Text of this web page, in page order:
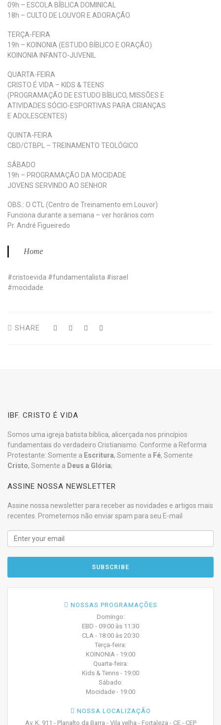
09h – ESCOLA BÍBLICA DOMINICAL
18h – CULTO DE LOUVOR E ADORAÇÃO
TERÇA-FEIRA
19h – KOINONIA (ESTUDO BÍBLICO E ORAÇÃO)
KOINONIA INFANTO-JUVENIL
QUARTA-FEIRA
CRISTO É VIDA – KIDS & TEENS
(PROGRAMAÇÃO DE ESTUDO BÍBLICO, MISSÕES E
ATIVIDADES SÓCIO-ESPORTIVAS PARA CRIANÇAS
E ADOLESCENTES)
QUINTA-FEIRA
CBD/CTBPL – TREINAMENTO TEOLÓGICO
SÁBADO
19h – PROGRAMAÇÃO DA MOCIDADE
JOVENS SERVINDO AO SENHOR
OBS.: O CTL (Centro de Treinamento em Louvor)
Funciona durante a semana – ver horários com
Pr. André Figueiredo
Home
#cristoevida #fundamentalista #israel
#mocidade
SHARE
IBF. CRISTO É VIDA
Somos uma igreja batista bíblica, alicerçada nos princípios
fundamentais do verdadeiro Cristianismo. Conforme a Reforma
Protestante: Somente a Escritura, Somente a Fé, Somente
Cristo, Somente a Deus a Glória;
ASSINE NOSSA NEWSLETTER
Assine nossa newsletter para receber as novidades e artigos mais
recentes. Prometemos não enviar spam para seu E-mail
NOSSAS PROGRAMAÇÕES
Domingo:
EBD - 09:00 às 11:30
CLA - 18:00 às 20:30
Terça-feira:
KOINONIA - 19:00
Quarta-feira:
Kids & Tenns - 19:00
Sábado:
Mocidade - 19:00
NOSSA LOCALIZAÇÃO
Av. K, 911 - Planalto da Barra - Vila velha - Fortaleza - CE - CEP